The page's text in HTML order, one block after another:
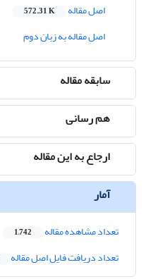
اصل مقاله
572.31 K
اصل مقاله به زبان دوم
سابقه مقاله
هم رسانی
ارجاع به این مقاله
آمار
تعداد مشاهده مقاله 1,742
تعداد دریافت فایل اصل مقاله